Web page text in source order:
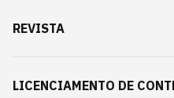
REVISTA
LICENCIAMENTO DE